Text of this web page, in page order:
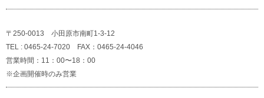
〒250-0013 小田原市南町1-3-12
TEL : 0465-24-7020 FAX：0465-24-4046
営業時間：11：00〜18：00
※企画開催時のみ営業